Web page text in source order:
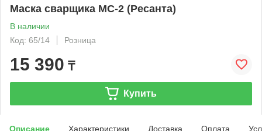
Маска сварщика МС-2 (Ресанта)
В наличии
Код: 65/14
Розница
15 390 ₸
Купить
Описание Характеристики Доставка Оплата